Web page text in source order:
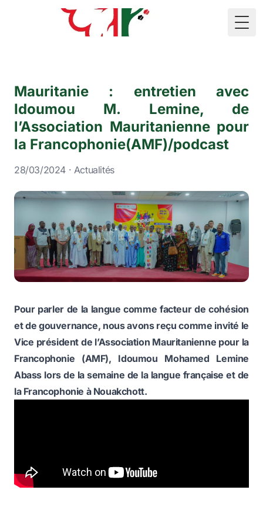
🇲🇷
Mauritanie : entretien avec
Idoumou M. Lemine, de
l’Association Mauritanienne pour
la Francophonie(AMF)/podcast
28/03/2024 · Actualités
Pour parler de la langue comme facteur de cohésion
et de gouvernance, nous avons reçu comme invité le
Vice président de l’Association Mauritanienne pour la
Francophonie (AMF), Idoumou Mohamed Lemine
Abass lors de la semaine de la langue française et de
la Francophonie à Nouakchott.